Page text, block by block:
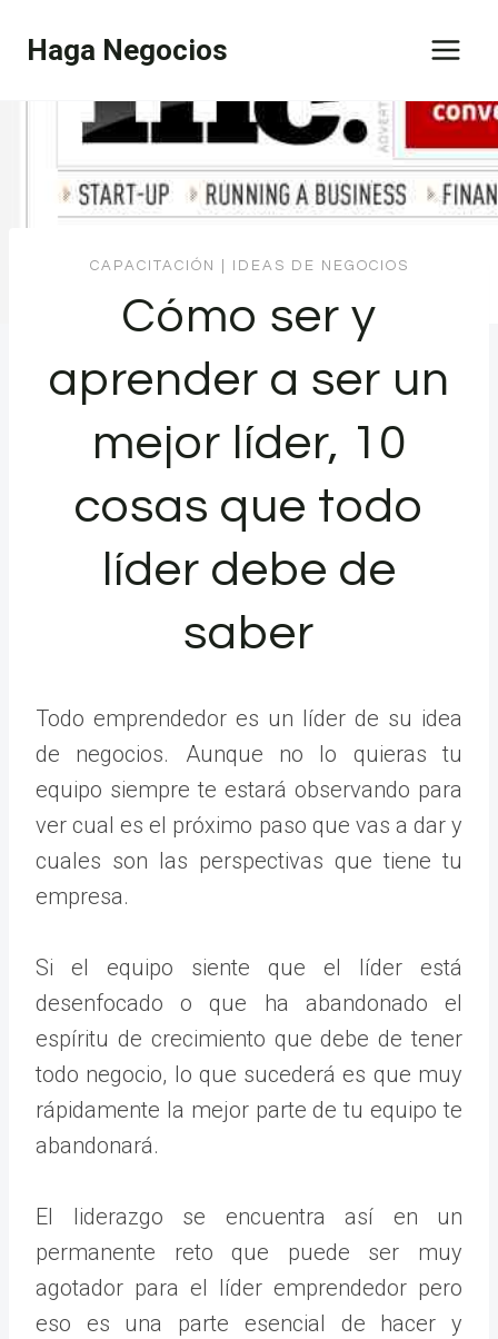
Haga Negocios
CAPACITACIÓN IDEAS DE NEGOCIOS
Cómo ser y
aprender a ser un
mejor líder, 10
cosas que todo
líder debe de
saber
Todo emprendedor es un líder de su idea
de negocios. Aunque no lo quieras tu
equipo siempre te estará observando para
ver cual es el próximo paso que vas a dar y
cuales son las perspectivas que tiene tu
empresa.
Si el equipo siente que el líder está
desenfocado o que ha abandonado el
espíritu de crecimiento que debe de tener
todo negocio, lo que sucederá es que muy
rápidamente la mejor parte de tu equipo te
abandonará.
El liderazgo se encuentra así en un
permanente reto que puede ser muy
agotador para el líder emprendedor pero
eso es una parte esencial de hacer y